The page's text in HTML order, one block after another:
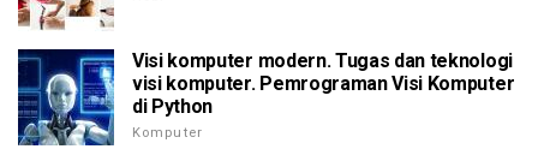
Visi komputer modern. Tugas dan teknologi
visi komputer. Pemrograman Visi Komputer
di Python
Komputer